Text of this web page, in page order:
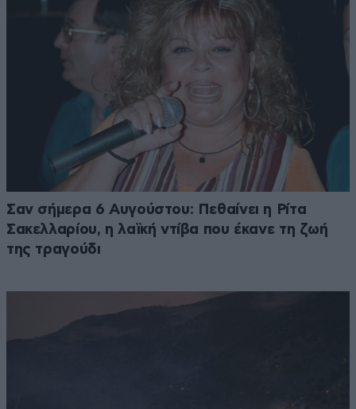
Σαν σήμερα 6 Αυγούστου: Πεθαίνει η Ρίτα
Σακελλαρίου, η λαϊκή ντίβα που έκανε τη ζωή
της τραγούδι